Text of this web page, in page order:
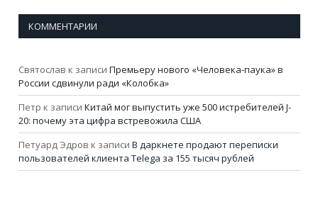
КОММЕНТАРИИ
Святослав к записи Премьеру нового «Человека-паука» в
России сдвинули ради «Колобка»
Петр к записи Китай мог выпустить уже 500 истребителей J-
20: почему эта цифра встревожила США
Петуард Эдров к записи В даркнете продают переписки
пользователей клиента Telega за 155 тысяч рублей